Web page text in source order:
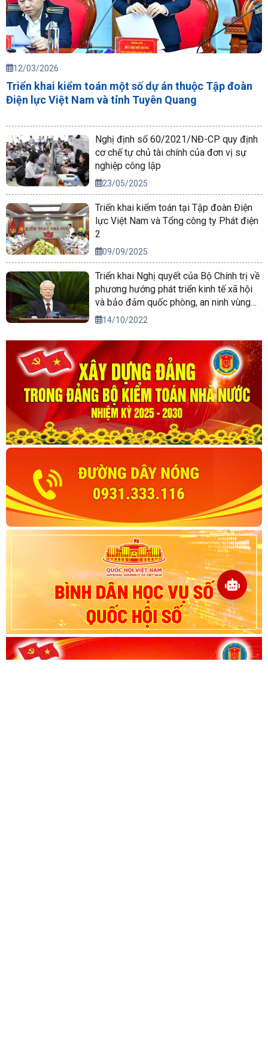
12/03/2026
Triển khai kiểm toán một số dự án thuộc Tập đoàn
Điện lực Việt Nam và tỉnh Tuyên Quang
Nghị định số 60/2021/NĐ-CP quy định
cơ chế tự chủ tài chính của đơn vị sự
nghiệp công lập
23/05/2025
Triển khai kiểm toán tại Tập đoàn Điện
lực Việt Nam và Tổng công ty Phát điện
2
09/09/2025
Triển khai Nghị quyết của Bộ Chính trị về
phương hướng phát triển kinh tế xã hội
và bảo đảm quốc phòng, an ninh vùng
Tây Nguyên đến năm 2030, tầm nhìn
14/10/2022